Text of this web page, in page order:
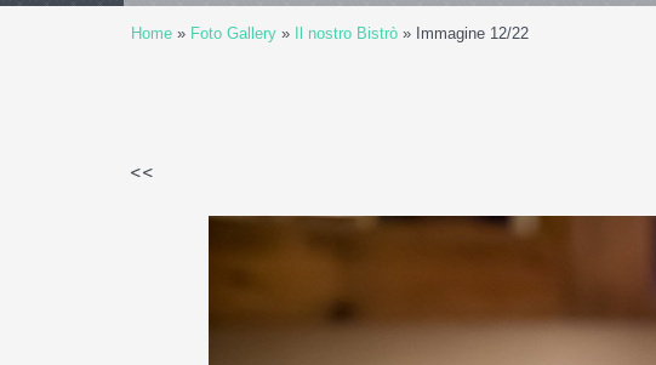
Home » Foto Gallery » Il nostro Bistrò » Immagine 12/22
<<